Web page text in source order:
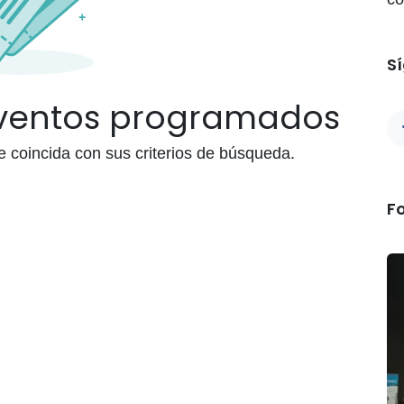
programados
coincida con sus criterios de búsqueda.